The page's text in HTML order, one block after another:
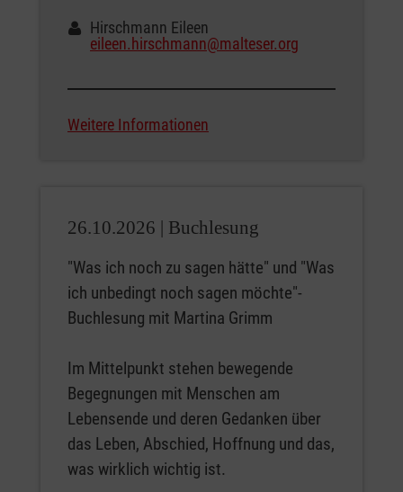
Hirschmann Eileen
eileen.hirschmann@malteser.org
Weitere Informationen
26.10.2026 | Buchlesung
"Was ich noch zu sagen hätte" und "Was
ich unbedingt noch sagen möchte"-
Buchlesung mit Martina Grimm
Im Mittelpunkt stehen bewegende
Begegnungen mit Menschen am
Lebensende und deren Gedanken über
das Leben, Abschied, Hoffnung und das,
was wirklich wichtig ist.